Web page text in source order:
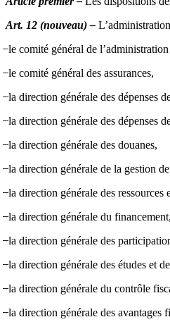
Art. 12 (nouveau) –
le comité général de
̶ le comité général des assurances,
la direction générale des dépenses
la direction générale des dépenses
̶ la direction générale des douanes,
la direction générale de la gestion
la direction générale des ressources
̶ la direction générale du financement,
la direction générale des
la direction générale des études et
la direction générale du contrôle
la direction générale des avantages